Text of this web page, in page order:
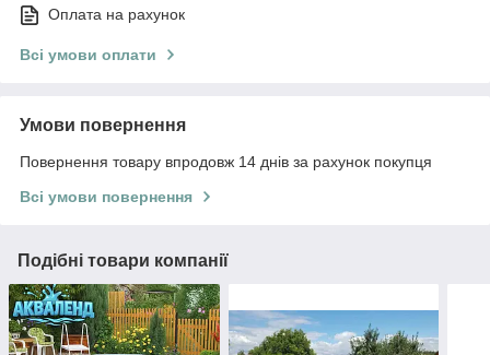
Оплата на рахунок
Всі умови оплати
Умови повернення
Повернення товару впродовж 14 днів за рахунок покупця
Всі умови повернення
Подібні товари компанії